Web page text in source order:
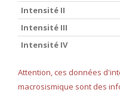
Intensité II
Intensité III
Intensité IV
Attention, ces données
macrosismique sont des